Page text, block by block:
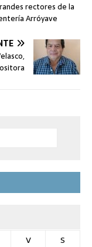
rectores de la
Arróyave
V
S